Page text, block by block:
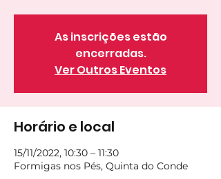
As inscrições estão
encerradas.
Ver Outros Eventos
Horário e local
15/11/2022, 10:30 – 11:30
Formigas nos Pés, Quinta do Conde